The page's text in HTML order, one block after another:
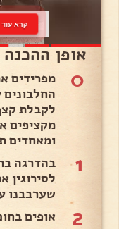
קרא עוד
אופן ההכנה
0
מפרידים
לקבלת
מקציפים
ומאחדים
1
בהדרגה
שערבבנו
2